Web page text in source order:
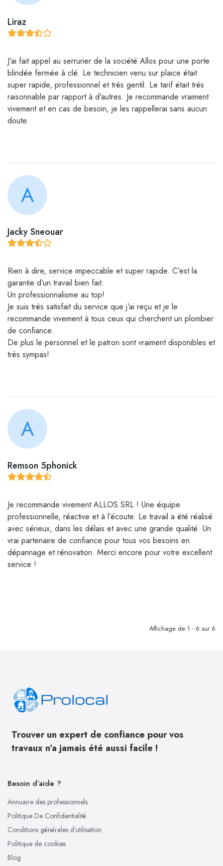
Liraz
J'ai fait appel au serrurier de la société Allos pour une porte
blindée fermée à clé. Le technicien venu sur plaice était
super rapide, professionnel et très gentil. Le tarif était très
raisonnable par rapport à d'autres. Je recommande vraiment
vivement et en cas de besoin, je les rappellerai sans aucun
doute.
A
Jacky Sneouar
Rien à dire, service impeccable et super rapide. C’est la
garantie d’un travail bien fait.
Un professionnalisme au top!
Je suis très satisfait du service que j'ai reçu et je le
recommande vivement à tous ceux qui cherchent un plombier
de confiance.
De plus le personnel et le patron sont vraiment disponibles et
très sympas!
A
Remson 5phonick
Je recommande vivement ALLOS SRL ! Une équipe
professionnelle, réactive et à l’écoute. Le travail a été réalisé
avec sérieux, dans les délais et avec une grande qualité. Un
vrai partenaire de confiance pour tous vos besoins en
dépannage et rénovation. Merci encore pour votre excellent
service !
Affichage de 1 - 6 sur 6
Trouver un expert de confiance pour vos
travaux n’a jamais été aussi facile !
Besoin d’aide ?
Annuaire des professionnels
Politique De Confidentialité
Conditions générales d’utilisation
Politique de cookies
Blog